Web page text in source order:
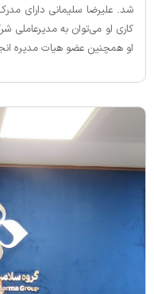
شد. علیرضا سلیمانی دارای
کاری او می‌توان به مدیرعاملی
او همچنین عضو هیات مدیره